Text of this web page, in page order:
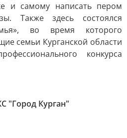
и самому написать пером
Также здесь состоялся
во время которого
семьи Курганской области
конкурса
"Город Курган"